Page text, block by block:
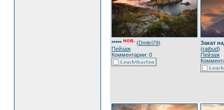
***** нов. (Dmitri79)
Пейзаж
Комментарии: 0
Закат
(ratbud)
Пейзаж